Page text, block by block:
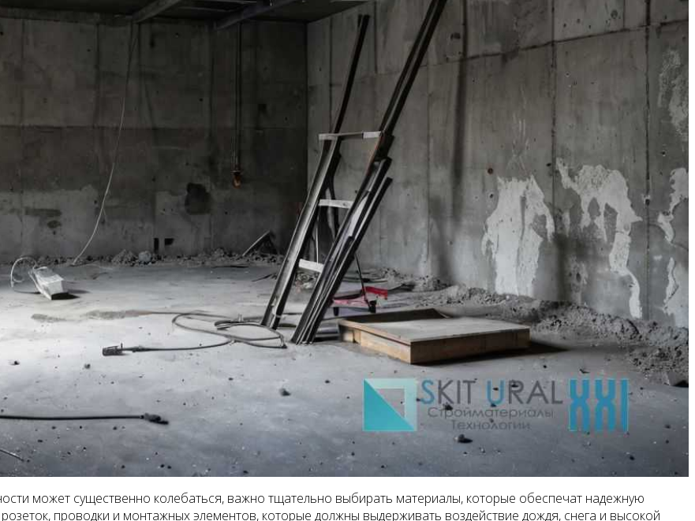
может существенно колебаться, важно тщательно выбирать материалы, которые обеспечат надежную
проводки и монтажных элементов, которые должны выдерживать воздействие дождя, снега и высокой